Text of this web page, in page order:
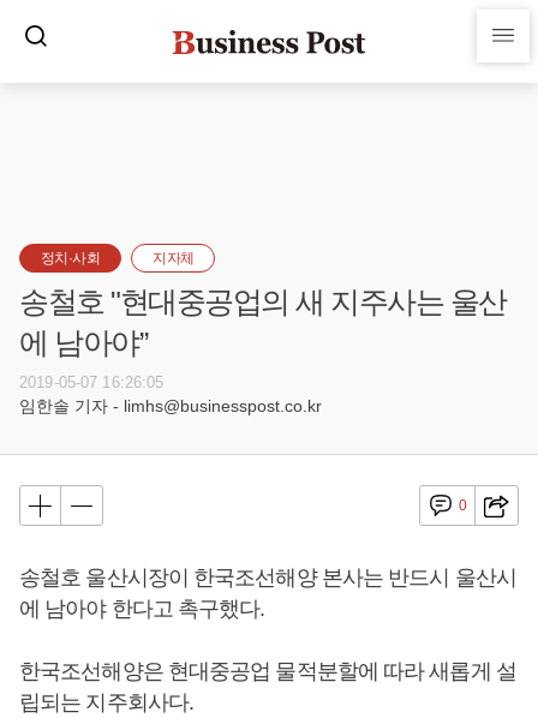
정치·사회 지자체
송철호 "현대중공업의 새 지주사는 울산
에 남아야”
2019-05-07 16:26:05
임한솔 기자 - limhs@businesspost.co.kr
0
송철호 울산시장이 한국조선해양 본사는 반드시 울산시
에 남아야 한다고 촉구했다.
한국조선해양은 현대중공업 물적분할에 따라 새롭게 설
립되는 지주회사다.